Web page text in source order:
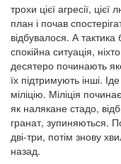
трохи цієї агресії,
план і почав
відбувалося. А
спокійна ситуація,
десятеро починають
їх підтримують інші.
міліцію. Міліція
як налякане стадо,
гранат, зупиняються.
дві-три, потім знову
назад.